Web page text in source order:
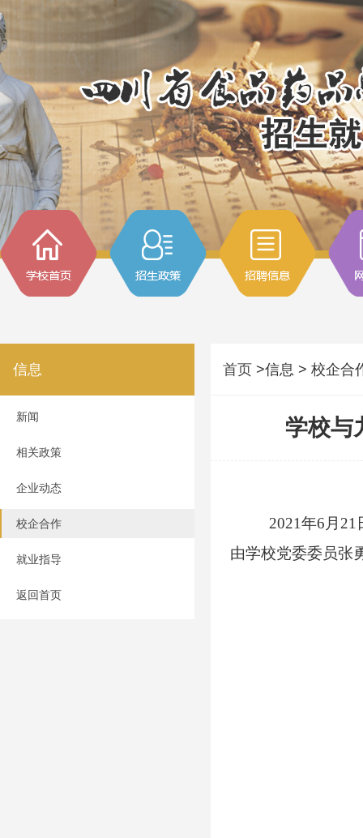
信息
新闻
相关政策
企业动态
校企合作
就业指导
返回首页
首页 >信息 > 校企合
学校与
2021年6月21
由学校党委委员张